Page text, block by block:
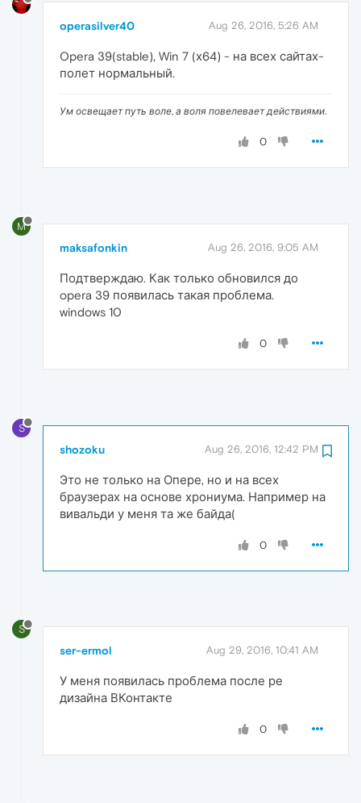
operasilver40 Aug 26, 2016, 5:26 AM
Opera 39(stable), Win 7 (х64) - на всех сайтах-
полет нормальный.
Ум освещает путь воле, а воля повелевает действиями.
0
M
maksafonkin Aug 26, 2016, 9:05 AM
Подтверждаю. Как только обновился до
opera 39 появилась такая проблема.
windows 10
0
S
shozoku Aug 26, 2016, 12:42 PM
Это не только на Опере, но и на всех
браузерах на основе хрониума. Например на
вивальди у меня та же байда(
0
S
ser-ermol Aug 29, 2016, 10:41 AM
У меня появилась проблема после ре
дизайна ВКонтакте
0